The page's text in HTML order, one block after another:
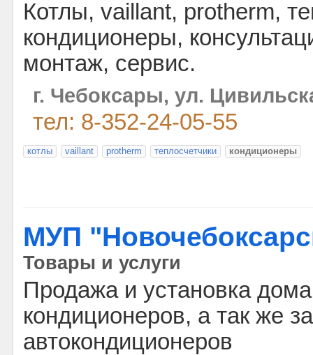
Котлы, vaillant, protherm,
кондиционеры,
монтаж, сервис.
г. Чебоксары, ул.
тел: 8-352-24-05-55
котлы vaillant protherm теплосчетчики кондиционеры
МУП
Товары и услуги
Продажа и установка
кондиционеров, а так же
автокондиционеров